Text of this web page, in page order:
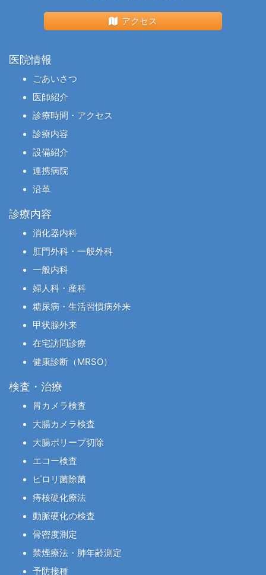
アクセス
医院情報
ごあいさつ
医師紹介
診療時間・アクセス
診療内容
設備紹介
連携病院
沿革
診療内容
消化器内科
肛門外科・一般外科
一般内科
婦人科・産科
糖尿病・生活習慣病外来
甲状腺外来
在宅訪問診療
健康診断（MRSO）
検査・治療
胃カメラ検査
大腸カメラ検査
大腸ポリープ切除
エコー検査
ピロリ菌除菌
痔核硬化療法
動脈硬化の検査
骨密度測定
禁煙療法・肺年齢測定
予防接種